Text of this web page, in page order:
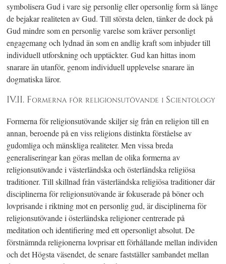
symbolisera Gud i vare sig personlig eller opersonlig form så länge
de bejakar realiteten av Gud. Till största delen, tänker de dock på
Gud mindre som en personlig varelse som kräver personligt
engagemang och lydnad än som en andlig kraft som inbjuder till
individuell utforskning och upptäckter. Gud kan hittas inom
snarare än utanför, genom individuell upplevelse snarare än
dogmatiska läror.
IV.II. Formerna för religionsutövande i Scientology
Formerna för religionsutövande skiljer sig från en religion till en
annan, beroende på en viss religions distinkta förståelse av
gudomliga och mänskliga realiteter. Men vissa breda
generaliseringar kan göras mellan de olika formerna av
religionsutövande i västerländska och österländska religiösa
traditioner. Till skillnad från västerländska religiösa traditioner där
disciplinerna för religionsutövande är fokuserade på böner och
lovprisande i riktning mot en personlig gud, är disciplinerna för
religionsutövande i österländska religioner centrerade på
meditation och identifiering med ett opersonligt absolut. De
förstnämnda religionerna lovprisar ett förhållande mellan individen
och det Högsta väsendet, de senare fastställer sambandet mellan